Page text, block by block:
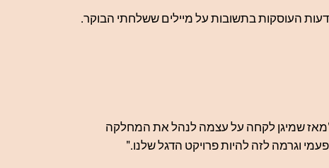
העוסקות בתשובות על מיילים ששלחתי הבוקר.
"מאז שמיגן לקחה על עצמה לנהל את המחלקה
וגרמה לזה להיות פרויקט הדגל שלנו."